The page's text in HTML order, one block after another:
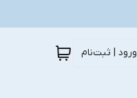
ورود | ثبت‌نام